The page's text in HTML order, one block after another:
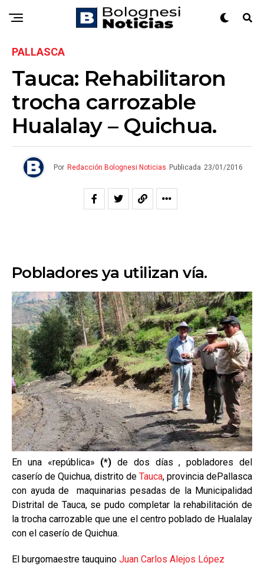
PALLASCA
Tauca: Rehabilitaron
trocha carrozable
Hualalay – Quichua.
Por Redacción Bolognesi Noticias Publicada 23/01/2016
Pobladores ya utilizan vía.
En una «república» (*) de dos días , pobladores del
caserío de Quichua, distrito de Tauca, provincia dePallasca
con ayuda de maquinarias pesadas de la Municipalidad
Distrital de Tauca, se pudo completar la rehabilitación de
la trocha carrozable que une el centro poblado de Hualalay
con el caserío de Quichua.
El burgomaestre tauquino Juan Carlos Alejos López